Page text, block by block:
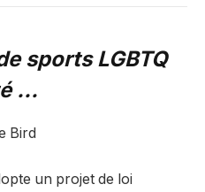
sports LGBTQ
…
Bird
un projet de loi